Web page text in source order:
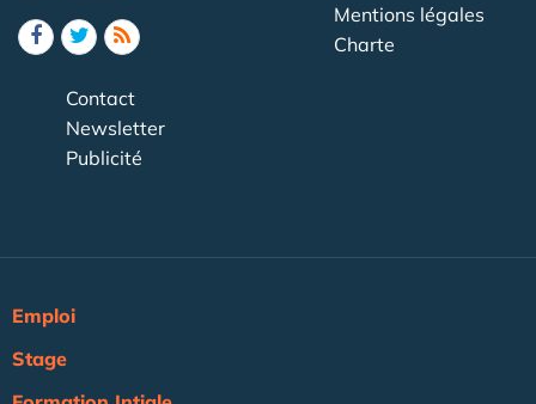
Mentions légales
Charte
Contact
Newsletter
Publicité
Emploi
Stage